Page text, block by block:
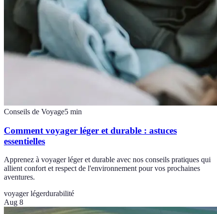
Conseils de Voyage5 min
Comment voyager léger et durable : astuces
essentielles
Apprenez à voyager léger et durable avec nos conseils pratiques qui
allient confort et respect de l'environnement pour vos prochaines
aventures.
voyager légerdurabilité
Aug 8